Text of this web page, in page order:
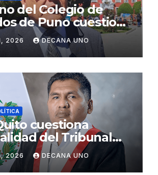
del Colegio de
de Puno cuestiona
sobre seguridad
2026 DECANA UNO
cuestiona
del Tribunal
tras liberación
Humala
2026 DECANA UNO